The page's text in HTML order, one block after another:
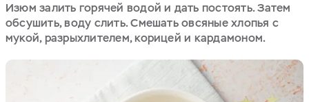
Изюм залить горячей водой и дать постоять. Затем
обсушить, воду слить. Смешать овсяные хлопья с
мукой, разрыхлителем, корицей и кардамоном.